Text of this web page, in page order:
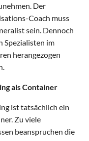
Der
Coach muss
sein. Dennoch
Spezialisten im
herangezogen
als Container
ist tatsächlich ein
Zu viele
beanspruchen die